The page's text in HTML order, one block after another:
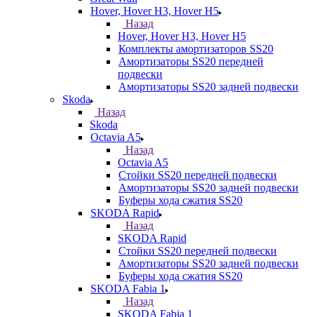
Hover, Hover H3, Hover H5
Назад
Hover, Hover H3, Hover H5
Комплекты амортизаторов SS20
Амортизаторы SS20 передней
подвески
Амортизаторы SS20 задней подвески
Skoda
Назад
Skoda
Octavia A5
Назад
Octavia A5
Стойки SS20 передней подвески
Амортизаторы SS20 задней подвески
Буферы хода сжатия SS20
SKODA Rapid
Назад
SKODA Rapid
Стойки SS20 передней подвески
Амортизаторы SS20 задней подвески
Буферы хода сжатия SS20
SKODA Fabia 1
Назад
SKODA Fabia 1